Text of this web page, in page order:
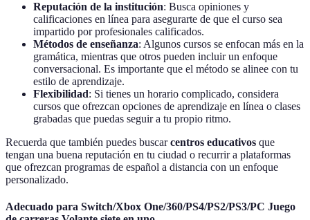
Reputación de la institución: Busca opiniones y
calificaciones en línea para asegurarte de que el curso sea
impartido por profesionales calificados.
Métodos de enseñanza: Algunos cursos se enfocan más en la
gramática, mientras que otros pueden incluir un enfoque
conversacional. Es importante que el método se alinee con tu
estilo de aprendizaje.
Flexibilidad: Si tienes un horario complicado, considera
cursos que ofrezcan opciones de aprendizaje en línea o clases
grabadas que puedas seguir a tu propio ritmo.
Recuerda que también puedes buscarcentros educativos que
tengan una buena reputación en tu ciudad o recurrir a plataformas
que ofrezcan programas de español a distancia con un enfoque
personalizado.
Adecuado para Switch/Xbox One/360/PS4/PS2/PS3/PC Juego